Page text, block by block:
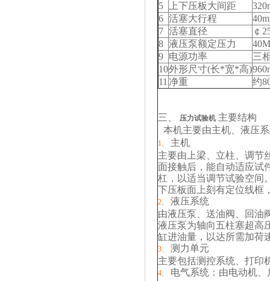
5
上下压板大间距
6 活塞大行程
7 活塞直径
￠
8 液压泵额定压力
9 电源功率
三
10外形尺寸(长*宽*高)
11 净重 约
三、 压力试验机 主要结构
本机主要由主机、液压
1、 主机
主要由上梁、立柱、调节
面接触后，能自动适应试
杠，以适当调节试验空间
下压板面上刻有定位线框
2、 液压系统
由液压泵、送油阀、回油
液压泵为轴向五柱塞超高
缸进油量，以达所需加荷
3、 测力单元
主要包括测控系统、打印
4、 电气系统：由电动机